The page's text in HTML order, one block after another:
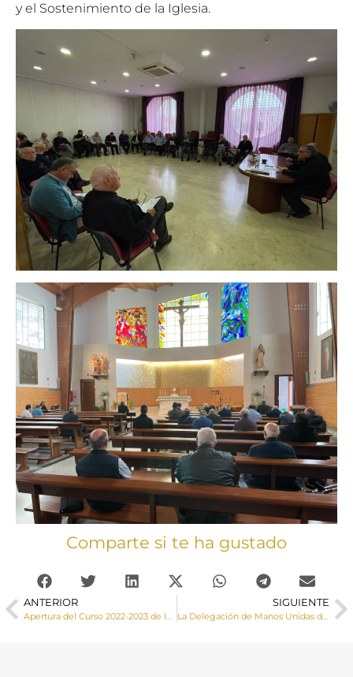
y el Sostenimiento de la Iglesia.
Comparte si te ha gustado
ANTERIOR
Apertura del Curso 2022-2023 de la Acción Católica General
SIGUIENTE
La Delegación de Manos Unidas de Cuenca celebra la octava edición de su Rastrillo de Libros de segunda mano